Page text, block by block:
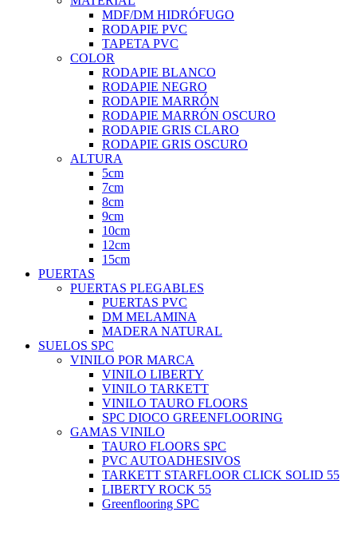
MDF/DM HIDRÓFUGO
RODAPIE PVC
TAPETA PVC
COLOR
RODAPIE BLANCO
RODAPIE NEGRO
RODAPIE MARRÓN
RODAPIE MARRÓN OSCURO
RODAPIE GRIS CLARO
RODAPIE GRIS OSCURO
ALTURA
5cm
7cm
8cm
9cm
10cm
12cm
15cm
PUERTAS
PUERTAS PLEGABLES
PUERTAS PVC
DM MELAMINA
MADERA NATURAL
SUELOS SPC
VINILO POR MARCA
VINILO LIBERTY
VINILO TARKETT
VINILO TAURO FLOORS
SPC DIOCO GREENFLOORING
GAMAS VINILO
TAURO FLOORS SPC
PVC AUTOADHESIVOS
TARKETT STARFLOOR CLICK SOLID 55
LIBERTY ROCK 55
Greenflooring SPC